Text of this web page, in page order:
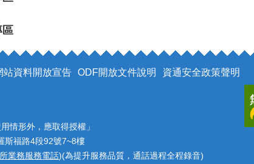
區
站資料開放宣告 ODF開放文件說明 資通安全政策聲明
情形外，應取得授權」
斯福路4段92號7~8樓
業務服務電話)(為提升服務品質，通話過程全程錄音)